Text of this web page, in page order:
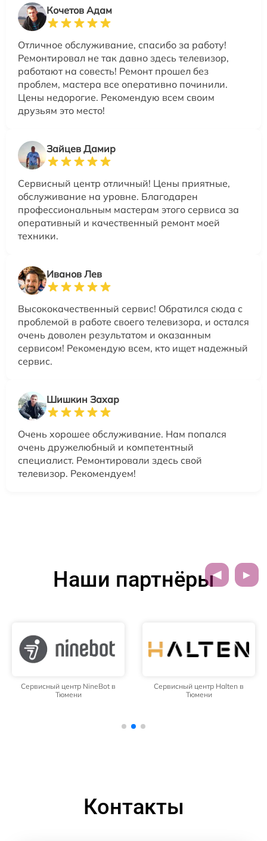
Кочетов Адам
Отличное обслуживание, спасибо за работу!
Ремонтировал не так давно здесь телевизор,
работают на совесть! Ремонт прошел без
проблем, мастера все оперативно починили.
Цены недорогие. Рекомендую всем своим
друзьям это место!
Зайцев Дамир
Сервисный центр отличный! Цены приятные,
обслуживание на уровне. Благодарен
профессиональным мастерам этого сервиса за
оперативный и качественный ремонт моей
техники.
Иванов Лев
Высококачественный сервис! Обратился сюда с
проблемой в работе своего телевизора, и остался
очень доволен результатом и оказанным
сервисом! Рекомендую всем, кто ищет надежный
сервис.
Шишкин Захар
Очень хорошее обслуживание. Нам попался
очень дружелюбный и компетентный
специалист. Ремонтировали здесь свой
телевизор. Рекомендуем!
Наши партнёры
Сервисный центр NineBot в
Тюмени
Сервисный центр Halten в
Тюмени
Контакты